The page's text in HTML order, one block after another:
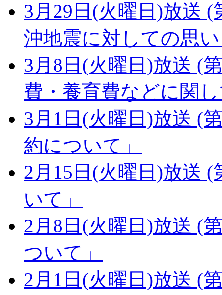
3月29日(火曜日)放送 (
沖地震に対しての思
3月8日(火曜日)放送 (
費・養育費などに関
3月1日(火曜日)放送 (
約について」
2月15日(火曜日)放送 (
いて」
2月8日(火曜日)放送 (
ついて」
2月1日(火曜日)放送 (